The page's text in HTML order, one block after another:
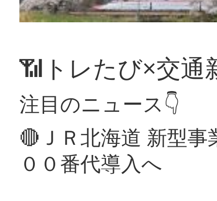
📶トレたび×交通
注目のニュース👇
🔴ＪＲ北海道 新型
００番代導入へ